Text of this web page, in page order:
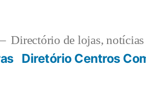
Directório de lojas,
Diretório Centros